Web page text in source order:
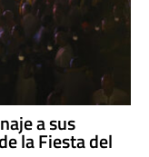
a sus
la Fiesta del